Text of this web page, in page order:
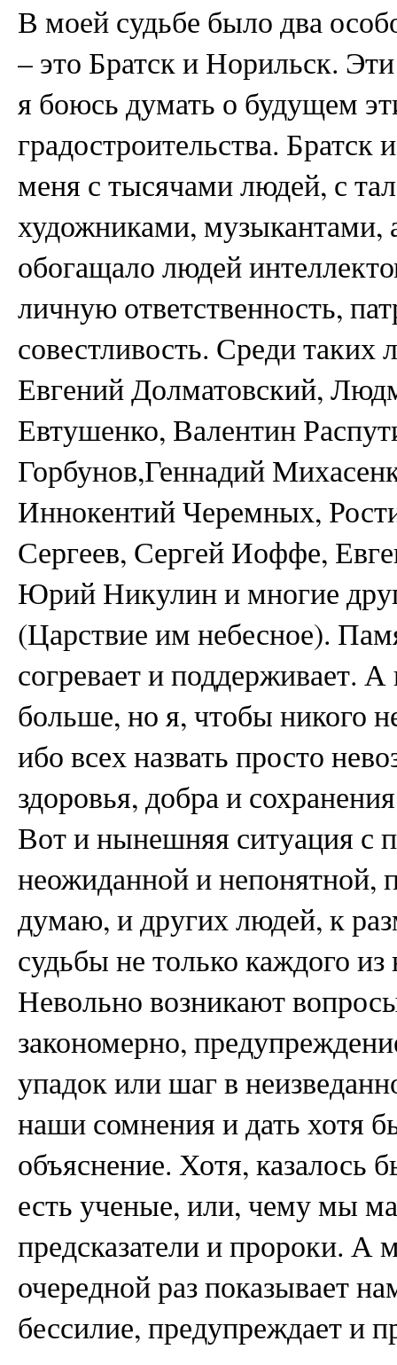
В моей судьбе было два
– это Братск и Норильск.
я боюсь думать о будущем
градостроительства.
меня с тысячами людей, с
художниками, музыкантами,
обогащало людей
личную ответственность,
совестливость. Среди
Евгений Долматовский,
Евтушенко, Валентин
Горбунов,Геннадий
Иннокентий Черемных,
Сергеев, Сергей Иоффе,
Юрий Никулин и многие
(Царствие им небесное).
согревает и поддерживает.
больше, но я, чтобы никого
ибо всех назвать просто
здоровья, добра и
Вот и нынешняя ситуация с
неожиданной и непонятной,
думаю, и других людей, к
судьбы не только каждого из
Невольно возникают
закономерно,
упадок или шаг в
наши сомнения и дать хотя
объяснение. Хотя, казалось
есть ученые, или, чему мы
предсказатели и пророки. А
очередной раз показывает
бессилие, предупреждает и